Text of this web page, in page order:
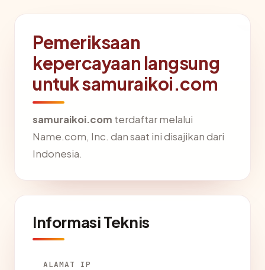
Pemeriksaan
kepercayaan langsung
untuk samuraikoi.com
samuraikoi.com terdaftar melalui
Name.com, Inc. dan saat ini disajikan dari
Indonesia.
Informasi Teknis
ALAMAT IP